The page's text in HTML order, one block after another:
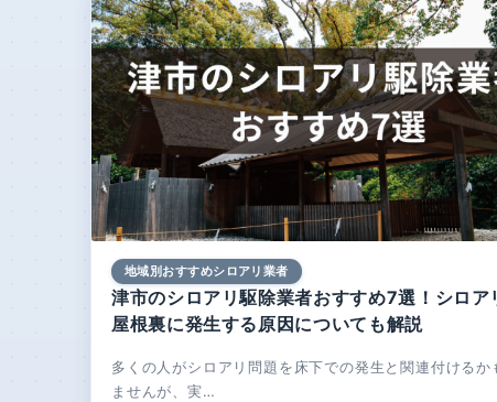
地域別おすすめシロアリ業者
津市のシロアリ駆除業者おすすめ7選！シロア
屋根裏に発生する原因についても解説
多くの人がシロアリ問題を床下での発生と関連付けるか
ませんが、実…